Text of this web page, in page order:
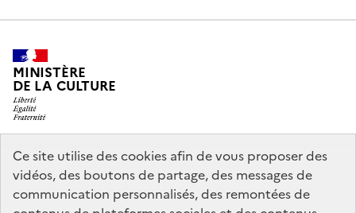
Ce site utilise des cookies afin de vous proposer des
vidéos, des boutons de partage, des messages de
communication personnalisés, des remontées de
MINISTÈRE
DE LA CULTURE
legifrance.gouv.fr
info.gouv.fr
service-public.gouv.fr
data.gouv.fr